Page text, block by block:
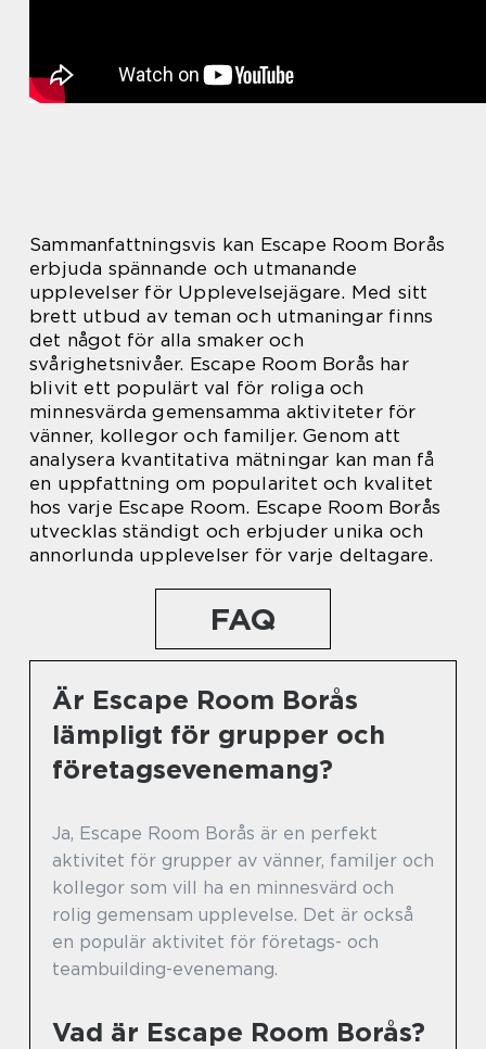
Sammanfattningsvis kan Escape Room Borås
erbjuda spännande och utmanande
upplevelser för Upplevelsejägare. Med sitt
brett utbud av teman och utmaningar finns
det något för alla smaker och
svårighetsnivåer. Escape Room Borås har
blivit ett populärt val för roliga och
minnesvärda gemensamma aktiviteter för
vänner, kollegor och familjer. Genom att
analysera kvantitativa mätningar kan man få
en uppfattning om popularitet och kvalitet
hos varje Escape Room. Escape Room Borås
utvecklas ständigt och erbjuder unika och
annorlunda upplevelser för varje deltagare.
FAQ
Är Escape Room Borås
lämpligt för grupper och
företagsevenemang?
Ja, Escape Room Borås är en perfekt
aktivitet för grupper av vänner, familjer och
kollegor som vill ha en minnesvärd och
rolig gemensam upplevelse. Det är också
en populär aktivitet för företags- och
teambuilding-evenemang.
Vad är Escape Room Borås?